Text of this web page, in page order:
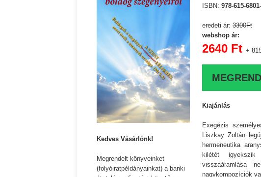
Kedves Vásárlónk!
Megrendelt könyveinket
(folyóiratpéldányainkat) a banki
ISBN:978-615-
eredeti ár:3300Ft
webshop ár:
2640 Ft+
Kiajánlás
Exegézis
Liszkay Zoltán
hermeneutika
kilétét
visszaáramlása
nagykompozíciók